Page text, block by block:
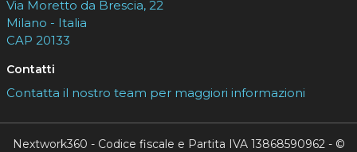
Via Moretto da Brescia, 22
Milano - Italia
CAP 20133
Contatti
Contatta il nostro team per maggiori informazioni
Nextwork360 - Codice fiscale e Partita IVA 13868590962 - ©